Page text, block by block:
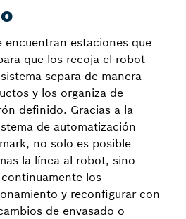
encuentran estaciones que
que los recoja el robot
separa de manera
y los organiza de
definido. Gracias a la
de automatización
no solo es posible
la línea al robot, sino
los
y reconfigurar con
de envasado o